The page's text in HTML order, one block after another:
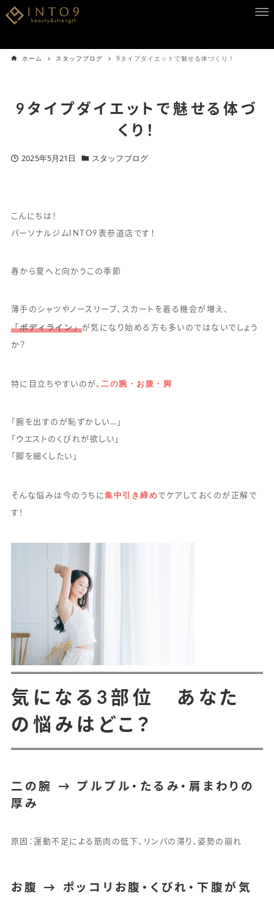
ホーム スタッフブログ 9タイプダイエットで魅せる体づくり！
9タイプダイエットで魅せる体づ
くり！
2025年5月21日 スタッフブログ
こんにちは！
パーソナルジムINTO9表参道店です！
春から夏へと向かうこの季節
薄手のシャツやノースリーブ、スカートを着る機会が増え、
「ボディライン」が気になり始める方も多いのではないでしょう
か？
特に目立ちやすいのが、二の腕・お腹・脚
「腕を出すのが恥ずかしい…」
「ウエストのくびれが欲しい」
「脚を細くしたい」
そんな悩みは今のうちに集中引き締めでケアしておくのが正解で
す！
気になる3部位 あなた
の悩みはどこ？
二の腕 → プルプル・たるみ・肩まわりの
厚み
原因：運動不足による筋肉の低下、リンパの滞り、姿勢の崩れ
お腹 → ポッコリお腹・くびれ・下腹が気